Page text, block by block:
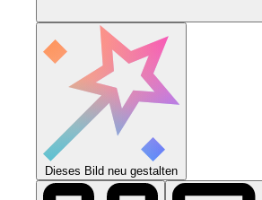
Dieses Bild neu gestalten